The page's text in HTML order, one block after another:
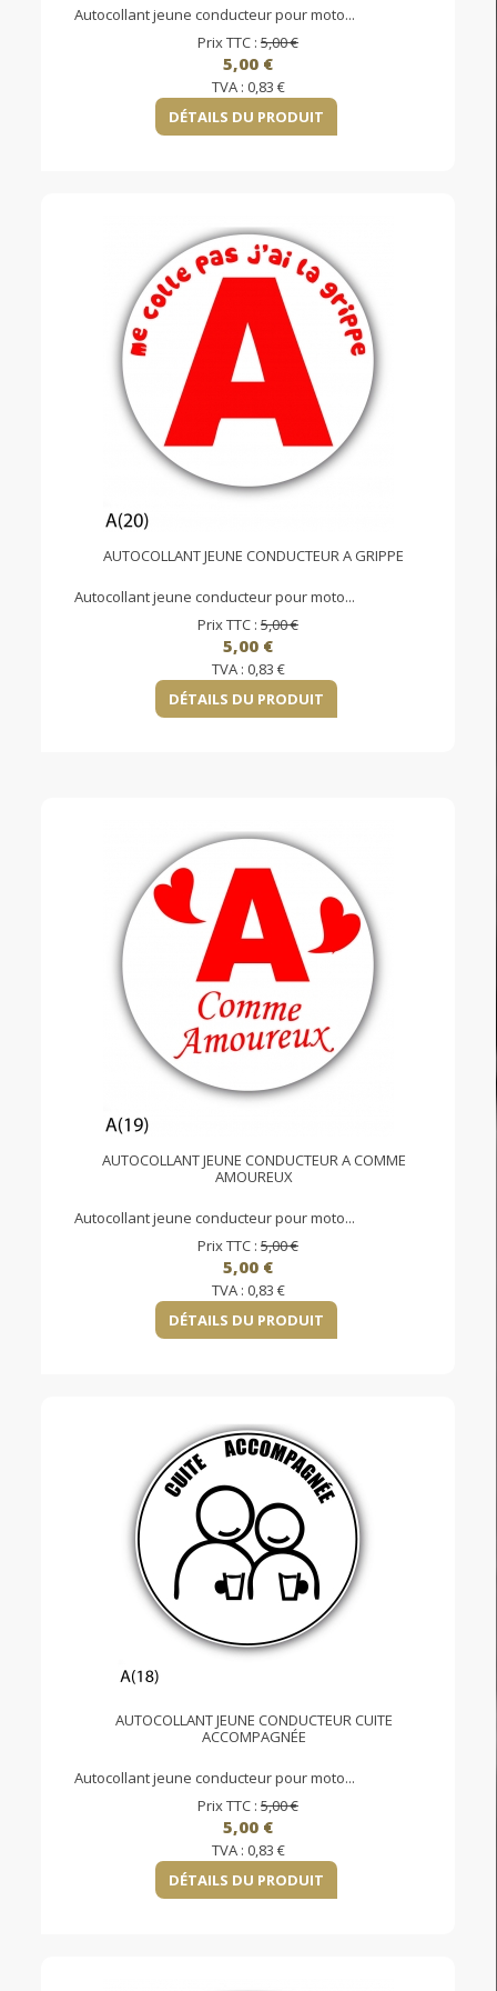
Autocollant jeune conducteur pour moto...
Prix TTC : 5,00 €
5,00 €
TVA : 0,83 €
DÉTAILS DU PRODUIT
AUTOCOLLANT JEUNE CONDUCTEUR A GRIPPE
Autocollant jeune conducteur pour moto...
Prix TTC : 5,00 €
5,00 €
TVA : 0,83 €
DÉTAILS DU PRODUIT
AUTOCOLLANT JEUNE CONDUCTEUR A COMME
AMOUREUX
Autocollant jeune conducteur pour moto...
Prix TTC : 5,00 €
5,00 €
TVA : 0,83 €
DÉTAILS DU PRODUIT
AUTOCOLLANT JEUNE CONDUCTEUR CUITE
ACCOMPAGNÉE
Autocollant jeune conducteur pour moto...
Prix TTC : 5,00 €
5,00 €
TVA : 0,83 €
DÉTAILS DU PRODUIT